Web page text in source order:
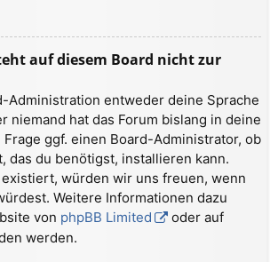
auf diesem Board nicht zur
Administration entweder deine Sprache
niemand hat das Forum bislang in deine
ggf. einen Board-Administrator, ob
das du benötigst, installieren kann.
würden wir uns freuen, wenn
Weitere Informationen dazu
von phpBB Limited
oder auf
werden.